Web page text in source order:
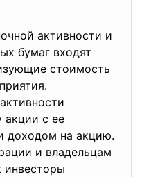
активности и
бумаг входят
стоимость
акции с ее
доходом на акцию.
и владельцам
инвесторы